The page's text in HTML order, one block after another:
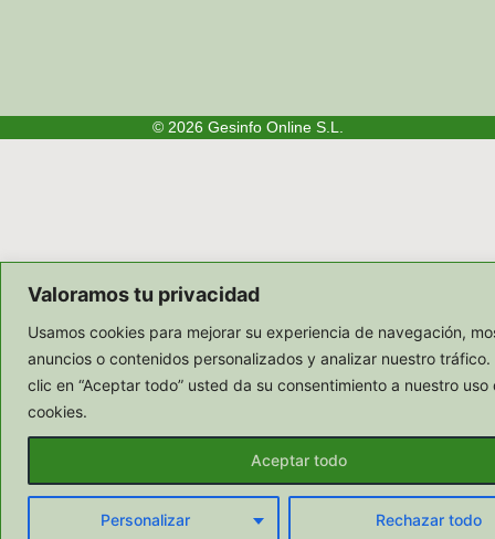
Valoramos tu privacidad
Usamos cookies para mejorar su experiencia de navegación,
anuncios o contenidos personalizados y analizar nuestro tráfico.
clic en “Aceptar todo” usted da su consentimiento a nuestro uso
cookies.
Personalizar Rechazar todo
Aceptar todo
© 2026 Gesinfo Online S.L.